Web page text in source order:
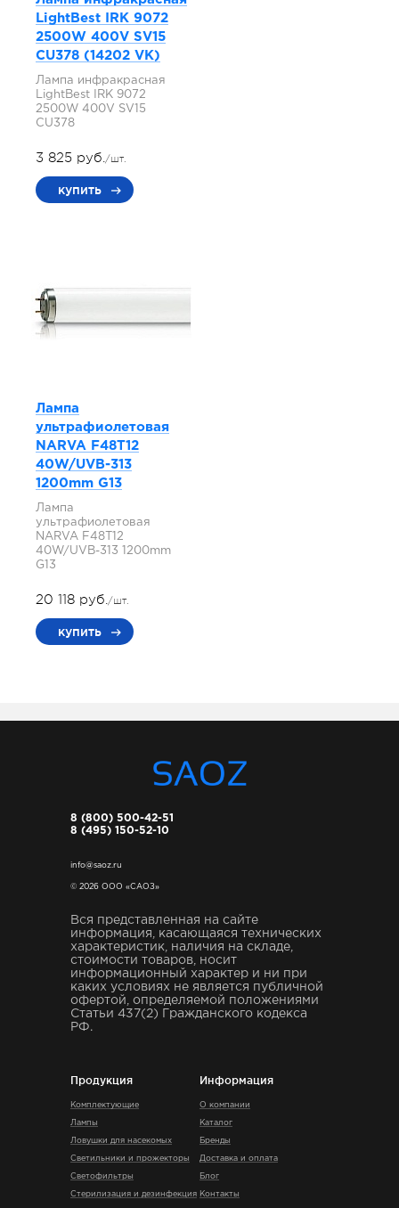
LightBest IRK 9072
2500W 400V SV15
СU378 (14202 VK)
Лампа инфракрасная
LightBest IRK 9072
2500W 400V SV15
СU378
3 825 руб./шт.
купить
Лампа
ультрафиолетовая
NARVA F48T12
40W/UVB-313
1200mm G13
Лампа
ультрафиолетовая
NARVA F48T12
40W/UVB-313 1200mm
G13
20 118 руб./шт.
купить
8 (800) 500-42-51
8 (495) 150-52-10
info@saoz.ru
© 2026 ООО «САОЗ»
Вся представленная на сайте
информация, касающаяся технических
характеристик, наличия на складе,
стоимости товаров, носит
информационный характер и ни при
каких условиях не является публичной
офертой, определяемой положениями
Статьи 437(2) Гражданского кодекса
РФ.
Продукция
Комплектующие
Лампы
Ловушки для насекомых
Светильники и прожекторы
Светофильтры
Стерилизация и дезинфекция
Информация
О компании
Каталог
Бренды
Доставка и оплата
Блог
Контакты